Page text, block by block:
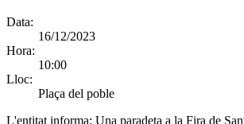
Data:
16/12/2023
Hora:
10:00
Lloc:
Plaça del poble
L'entitat informa: Una paradeta a la Fira de